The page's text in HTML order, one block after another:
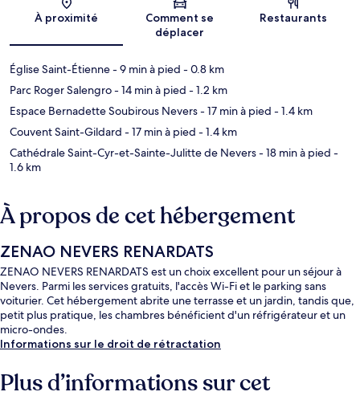
Carte
À proximité
Comment se
déplacer
Restaurants
Église Saint-Étienne- 9 min à pied - 0.8 km
Parc Roger Salengro- 14 min à pied - 1.2 km
Espace Bernadette Soubirous Nevers- 17 min à pied - 1.4 km
Couvent Saint-Gildard - 17 min à pied - 1.4 km
Cathédrale Saint-Cyr-et-Sainte-Julitte de Nevers- 18 min à pied -
1.6 km
À propos de cet hébergement
ZENAO NEVERS RENARDATS
ZENAO NEVERS RENARDATS est un choix excellent pour un séjour à
Nevers. Parmi les services gratuits, l'accès Wi-Fi et le parking sans
voiturier. Cet hébergement abrite une terrasse et un jardin, tandis que,
petit plus pratique, les chambres bénéficient d'un réfrigérateur et un
micro-ondes.
Informations sur le droit de rétractation
Plus d’informations sur cet